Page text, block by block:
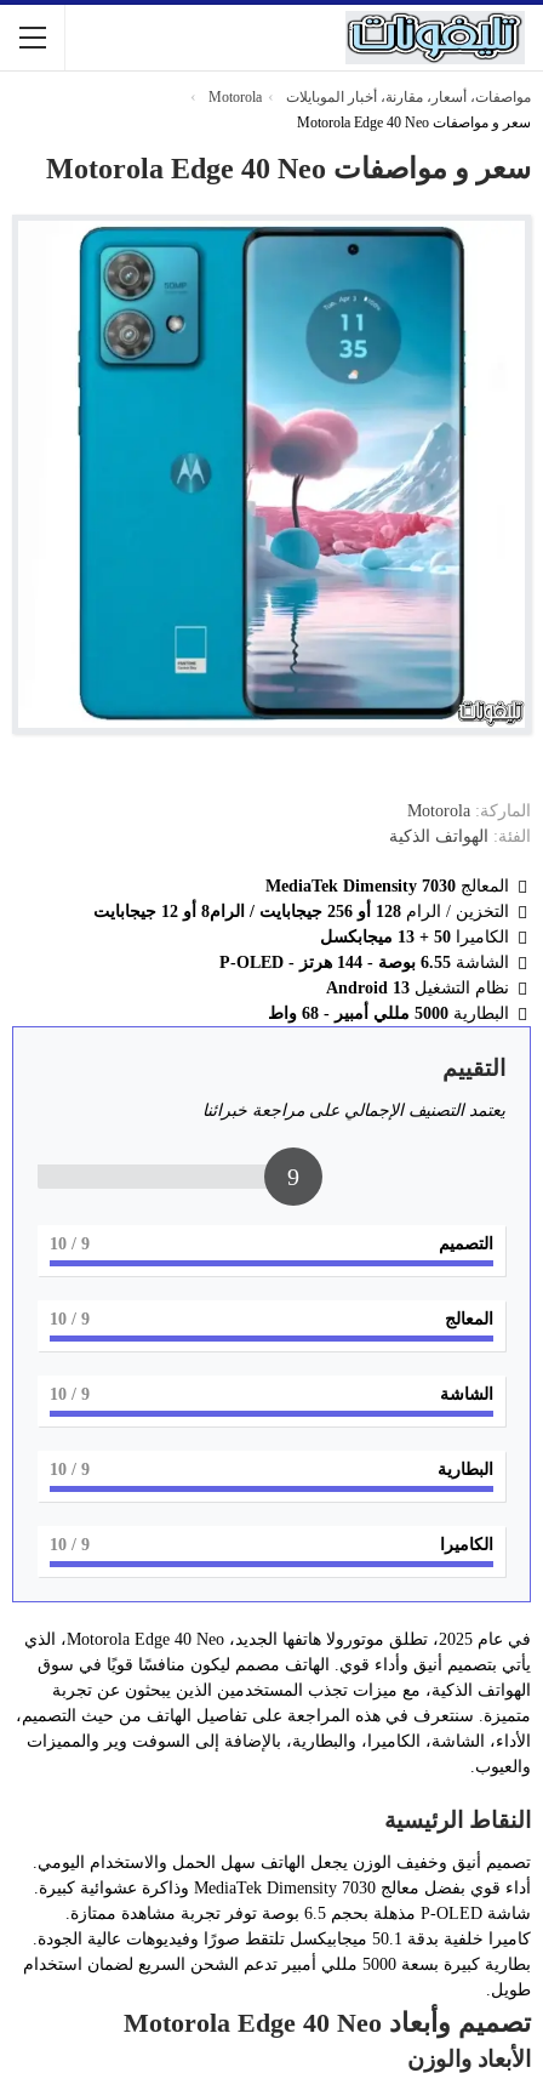
مواصفات، أسعار، مقارنة، أخبار الموبايلات
Motorola
سعر و مواصفات Motorola Edge 40 Neo
سعر و مواصفات Motorola Edge 40 Neo
الماركة: Motorola
الفئة:
الهواتف الذكية
المعالج MediaTek Dimensity 7030
التخزين / الرام 128 أو 256 جيجابايت / الرام8 أو 12 جيجابايت
الكاميرا
50 + 13 ميجابكسل
الشاشة 6.55 بوصة - 144 هرتز - P-OLED
نظام التشغيل Android 13
البطارية 5000 مللي أمبير - 68 واط
التقييم
يعتمد التصنيف الإجمالي على مراجعة خبرائنا
9
التصميم 9
/ 10
المعالج 9
/ 10
الشاشة 9
/ 10
البطارية 9
/ 10
الكاميرا 9
/ 10
في عام 2025، تطلق موتورولا هاتفها الجديد، Motorola Edge 40 Neo، الذي
يأتي بتصميم أنيق وأداء قوي. الهاتف مصمم ليكون منافسًا قويًا في سوق
الهواتف الذكية، مع ميزات تجذب المستخدمين الذين يبحثون عن تجربة
متميزة. سنتعرف في هذه المراجعة على تفاصيل الهاتف من حيث التصميم،
الأداء، الشاشة، الكاميرا، والبطارية، بالإضافة إلى السوفت وير والمميزات
والعيوب.
النقاط الرئيسية
تصميم أنيق وخفيف الوزن يجعل الهاتف سهل الحمل والاستخدام اليومي.
أداء قوي بفضل معالج MediaTek Dimensity 7030 وذاكرة عشوائية كبيرة.
شاشة P-OLED مذهلة بحجم 6.5 بوصة توفر تجربة مشاهدة ممتازة.
كاميرا خلفية بدقة 50.1 ميجابيكسل تلتقط صورًا وفيديوهات عالية الجودة.
بطارية كبيرة بسعة 5000 مللي أمبير تدعم الشحن السريع لضمان استخدام
طويل.
تصميم وأبعاد Motorola Edge 40 Neo
الأبعاد والوزن